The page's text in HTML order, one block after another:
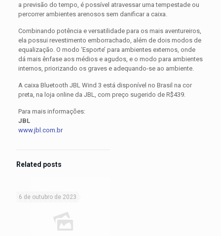
a previsão do tempo, é possível atravessar uma tempestade ou
percorrer ambientes arenosos sem danificar a caixa.
Combinando potência e versatilidade para os mais aventureiros,
ela possui revestimento emborrachado, além de dois modos de
equalização. O modo ‘Esporte’ para ambientes externos, onde
dá mais ênfase aos médios e agudos, e o modo para ambientes
internos, priorizando os graves e adequando-se ao ambiente.
A caixa Bluetooth JBL Wind 3 está disponível no Brasil na cor
preta, na loja online da JBL, com preço sugerido de R$439.
Para mais informações:
JBL
www.jbl.com.br
Related posts
6 de outubro de 2023